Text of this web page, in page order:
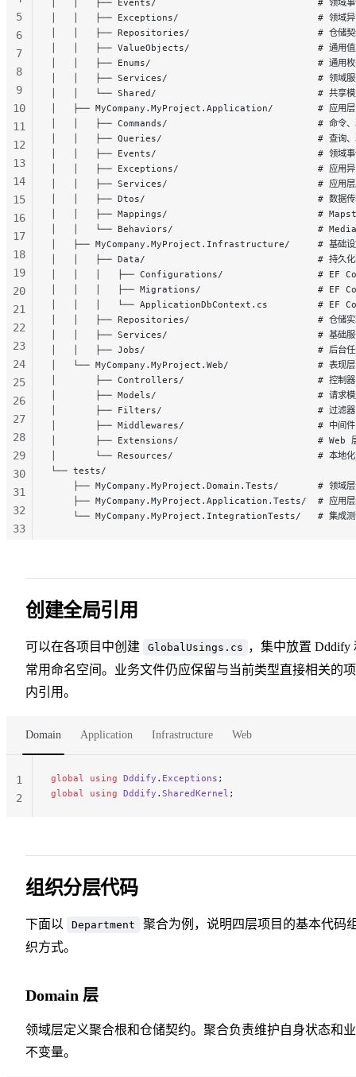
│   │   ├── Exceptions/                         # 领域异
│   │   ├── Repositories/                       # 仓储契
│   │   ├── ValueObjects/                       # 通用值
│   │   ├── Enums/
│   │   ├── Services/                           # 领域服
│   │   └── Shared/                             # 共享模
│   ├── MyCompany.MyProject.Application/        # 应用层
│   │   ├── Commands/                           # 命令、验
│   │   ├── Queries/                            # 查询、验证
│   │   ├── Events/                             # 领域事件
│   │   ├── Exceptions/                         # 应用异
│   │   ├── Services/                           # 应用层服
│   │   ├── Dtos/                               # 数据传输
│   │   ├── Mappings/                           # Mapster
│   │   └── Behaviors/                          # MediatR
│   ├── MyCompany.MyProject.Infrastructure/     # 基础设
│   │   ├── Data/                               # 持久化
│   │   │   ├── Configurations/                 # EF Core
│   │   │   ├── Migrations/                     # EF Core
│   │   │   └── ApplicationDbContext.cs         # EF
│   │   ├── Repositories/                       # 仓储实
│   │   ├── Services/                           # 基础服务
│   │   ├── Jobs/                               # 后台任务或
│   └── MyCompany.MyProject.Web/                # 表现层
│       ├── Controllers/                        # 控制器
│       ├── Models/                             # 请求模
│       ├── Filters/                            # 过滤器
│       ├── Middlewares/                        # 中间件
│       ├── Extensions/                         # Web 层注
│       └── Resources/                          # 本地化资
└── tests/
├── MyCompany.MyProject.Domain.Tests/       # 领域层
├── MyCompany.MyProject.Application.Tests/  # 应用层
└── MyCompany.MyProject.IntegrationTests/   # 集成测
5
6
7
8
9
10
11
12
13
14
15
16
17
18
19
20
21
22
23
24
25
26
27
28
29
30
31
32
33
创建全局引用
可以在各项目中创建 GlobalUsings.cs ，集中放置 Dddify
常用命名空间。业务文件仍应保留与当前类型直接相关的
内引用。
Domain Application Infrastructure Web
global using Dddify . Exceptions ;
global
using Dddify . SharedKernel ;
1
2
组织分层代码
下面以 Department
聚合为例，说明四层项目的基本代码
织方式。
Domain 层
领域层定义聚合根和仓储契约。聚合负责维护自身状态和
不变量。